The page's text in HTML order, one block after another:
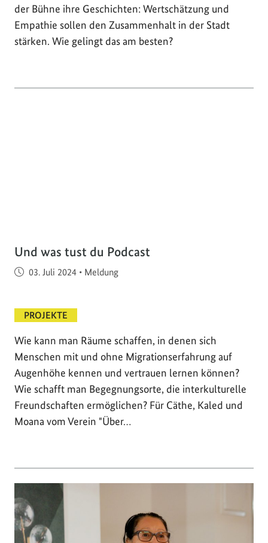
der Bühne ihre Geschichten: Wertschätzung und
Empathie sollen den Zusammenhalt in der Stadt
stärken. Wie gelingt das am besten?
Und was tust du Podcast
Veröffentlicht am
03. Juli 2024 • Meldung
PROJEKTE
Wie kann man Räume schaffen, in denen sich
Menschen mit und ohne Migrationserfahrung auf
Augenhöhe kennen und vertrauen lernen können?
Wie schafft man Begegnungsorte, die interkulturelle
Freundschaften ermöglichen? Für Cäthe, Kaled und
Moana vom Verein "Über…